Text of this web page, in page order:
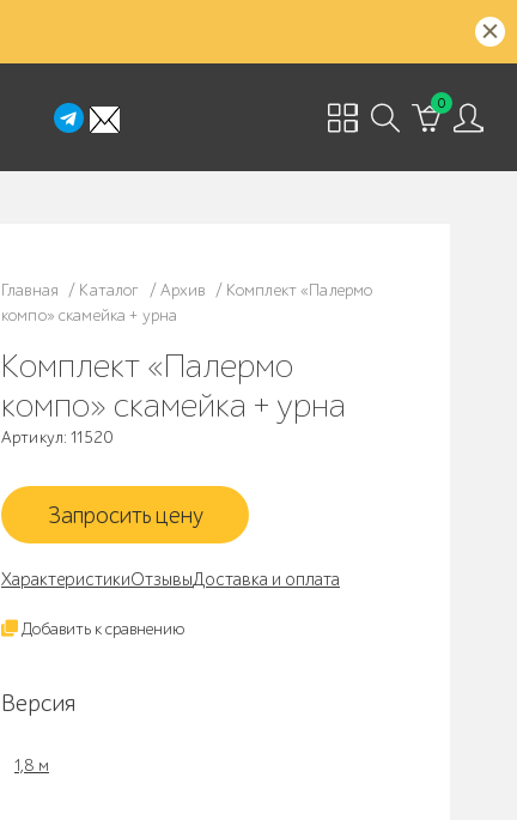
0
Главная / Каталог /Архив / Комплект «Палермо
компо» скамейка + урна
Комплект «Палермо
компо» скамейка + урна
Артикул: 11520
Запросить цену
ХарактеристикиОтзывыДоставка и оплата
Добавить к сравнению
Версия
1,8 м